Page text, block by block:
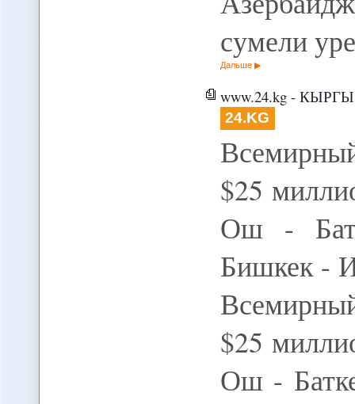
сумели
Дальше
www.24.kg - КЫРГЫЗСТАН »
24.KG
$25
Ош -
Бишкек -
$25
Ош -